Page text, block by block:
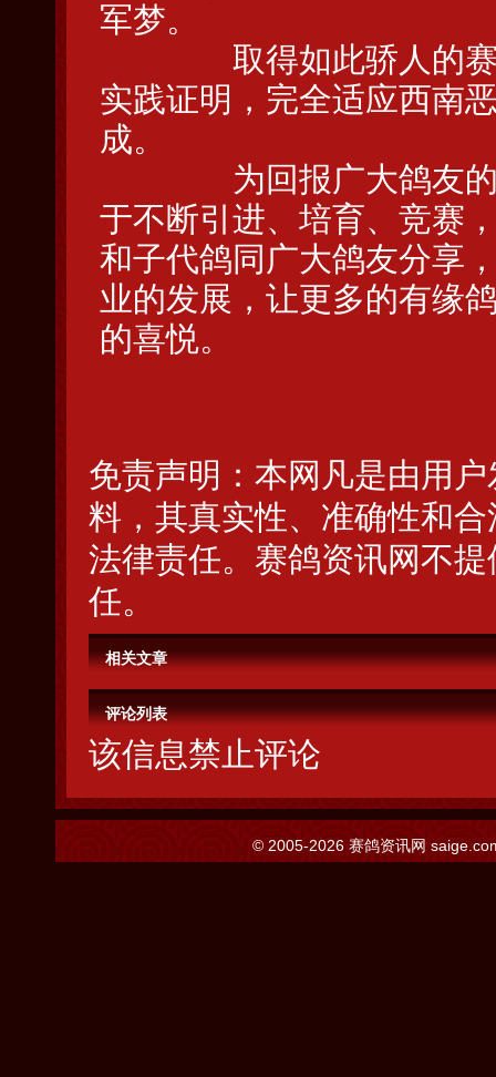
军梦。
取得如此骄人的赛绩
实践证明，完全适应西南
成。
为回报广大鸽友的关
于不断引进、培育、竞赛
和子代鸽同广大鸽友分享
业的发展，让更多的有缘
的喜悦。
免责声明：本网凡是由用
料，其真实性、准确性和
法律责任。赛鸽资讯网不
任。
相关文章
评论列表
该信息禁止评论
© 2005-2026 赛鸽资讯网